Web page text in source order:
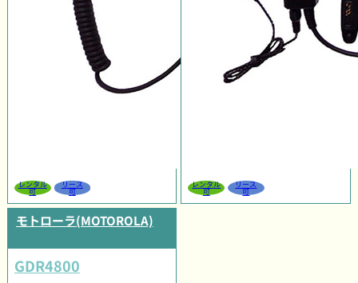
レンタル
可
リース
可
レンタル
可
リース
可
モトローラ(MOTOROLA)
GDR4800